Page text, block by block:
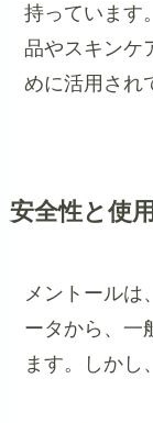
持っています
品やスキンケ
めに活用され
安全性と使
メントールは
ータから、一
ます。しかし